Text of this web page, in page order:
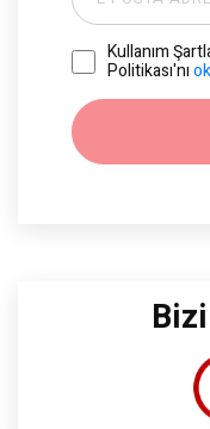
Kullanım
Politikası'nı